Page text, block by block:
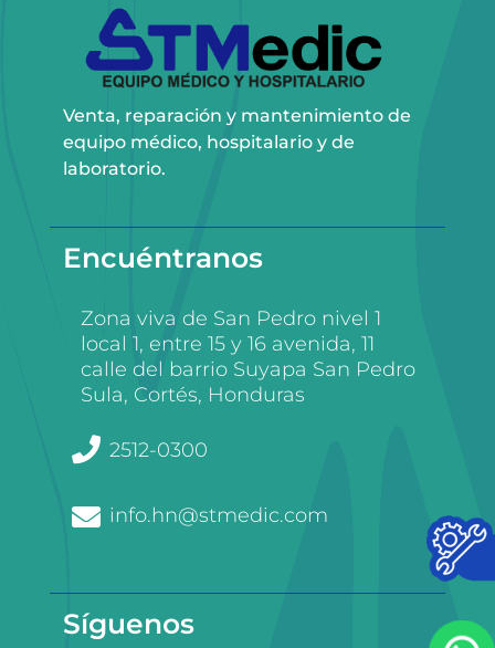
Venta, reparación y mantenimiento de
equipo médico, hospitalario y de
laboratorio.
Encuéntranos
Zona viva de San Pedro nivel 1
local 1, entre 15 y 16 avenida, 11
calle del barrio Suyapa San Pedro
Sula, Cortés, Honduras
2512-0300
info.hn@stmedic.com
Síguenos